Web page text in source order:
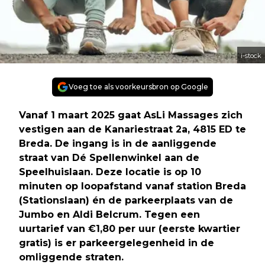
i-stock
Voeg toe als voorkeursbron op Google
Vanaf 1 maart 2025 gaat AsLi Massages zich
vestigen aan de Kanariestraat 2a, 4815 ED te
Breda. De ingang is in de aanliggende
straat van Dé Spellenwinkel aan de
Speelhuislaan. Deze locatie is op 10
minuten op loopafstand vanaf station Breda
(Stationslaan) én de parkeerplaats van de
Jumbo en Aldi Belcrum. Tegen een
uurtarief van €1,80 per uur (eerste kwartier
gratis) is er parkeergelegenheid in de
omliggende straten.